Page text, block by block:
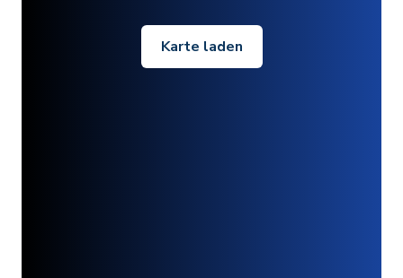
Karte laden